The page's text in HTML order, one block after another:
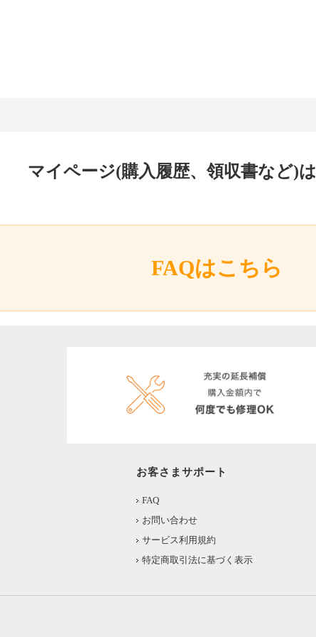
マイページ(購入履歴、領収書など)は
FAQはこちら
お客さまサポート
FAQ
お問い合わせ
サービス利用規約
特定商取引法に基づく表示